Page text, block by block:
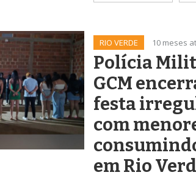
RIO VERDE 10 meses
Polícia
GCM
festa
com
em Rio